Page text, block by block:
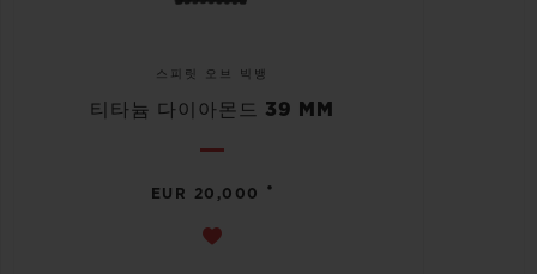
스피릿 오브 빅뱅
티타늄 다이아몬드 39 MM
EUR 20,000 •